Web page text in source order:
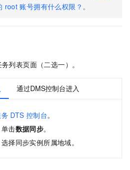
root 账号拥有什么权限？ 。
列表页面（二选一）。
通过DMS控制台进入
DTS 控制台。
击数据同步。
择同步实例所属地域。